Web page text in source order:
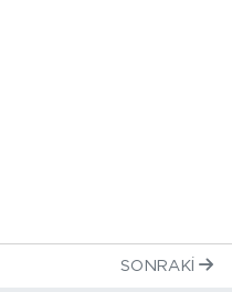
SONRAKI